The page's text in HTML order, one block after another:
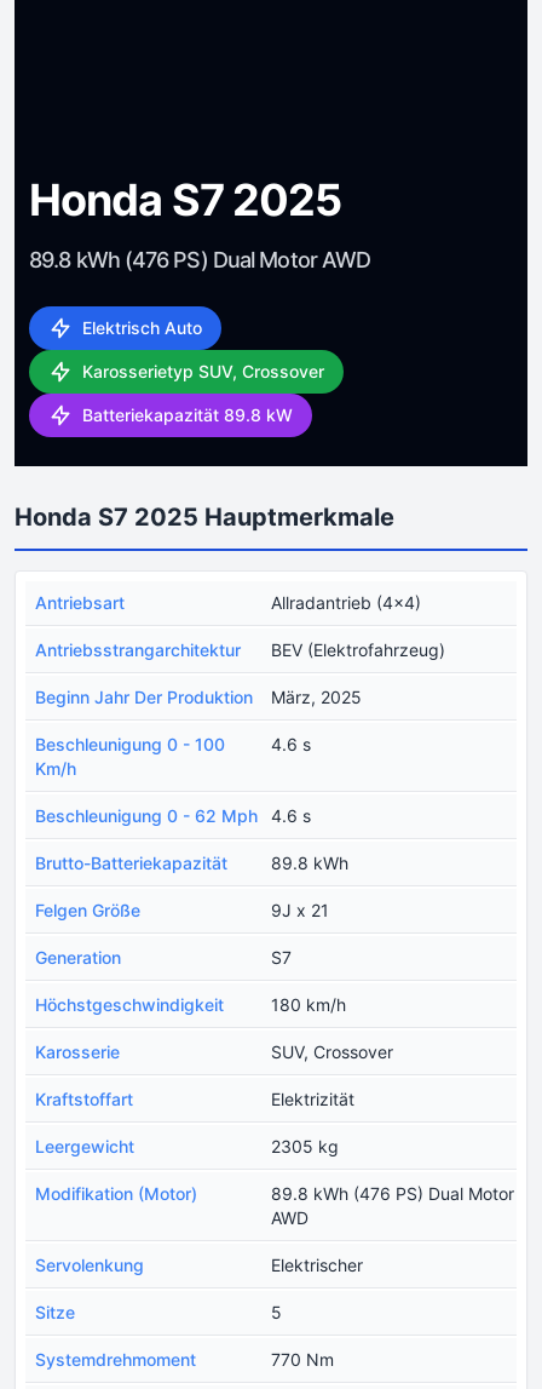
Honda S7 2025
89.8 kWh (476 PS) Dual Motor AWD
Elektrisch Auto
Karosserietyp SUV, Crossover
Batteriekapazität 89.8 kW
Honda S7 2025 Hauptmerkmale
Antriebsart Allradantrieb (4x4)
Antriebsstrangarchitektur BEV (Elektrofahrzeug)
Beginn Jahr Der Produktion März, 2025
Beschleunigung 0 - 100
Km/h
4.6 s
Beschleunigung 0 - 62 Mph 4.6 s
Brutto-Batteriekapazität 89.8 kWh
Felgen Größe 9J x 21
Generation S7
Höchstgeschwindigkeit 180 km/h
Karosserie SUV, Crossover
Kraftstoffart Elektrizität
Leergewicht 2305 kg
Modifikation (Motor)
89.8 kWh (476 PS) Dual Motor
AWD
Servolenkung Elektrischer
Sitze 5
Systemdrehmoment 770 Nm